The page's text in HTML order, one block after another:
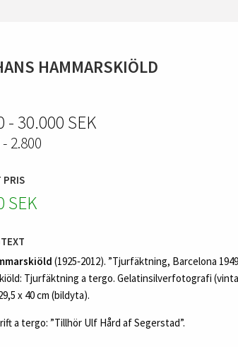
HAMMARSKIÖLD
- 30.000 SEK
2.800
PRIS
SEK
(1925‑2012). ”Tjurfäktning, Barcelona
Tjurfäktning a tergo. Gelatinsilverfotografi
x 40 cm (bildyta).
a tergo: ”Tillhör Ulf Hård af Segerstad”.